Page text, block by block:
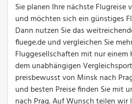
Sie planen Ihre nächste Flugreise
und möchten sich ein günstiges
Dann nutzen Sie das
fluege.de und vergleichen Sie
Fluggesellschaften mit nur einem
dem unabhängigen
preisbewusst von Minsk nach
und besten Preise finden Sie mit